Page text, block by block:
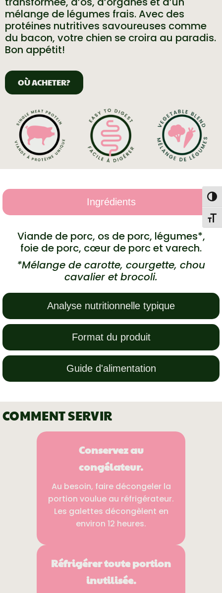
mélange de légumes frais. Avec des
protéines nutritives savoureuses comme
du bacon, votre chien se croira au paradis.
Bon appétit!
OÙ ACHETER?
Ingrédients
Analyse nutritionnelle typique
Format du produit
Guide d'alimentation
Viande de porc, os de porc, légumes*,
foie de porc, cœur de porc et varech.
*Mélange de carotte, courgette, chou
cavalier et brocoli.
COMMENT SERVIR
Conservez au
congélateur.
Au besoin, faire décongeler la
portion voulue au réfrigérateur.
Les galettes décongèlent en
environ 12 heures.
Réfrigérer toute portion
inutilisée.